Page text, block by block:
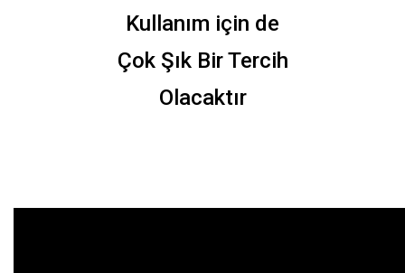
Kullanım için de
Çok Şık Bir Tercih
Olacaktır